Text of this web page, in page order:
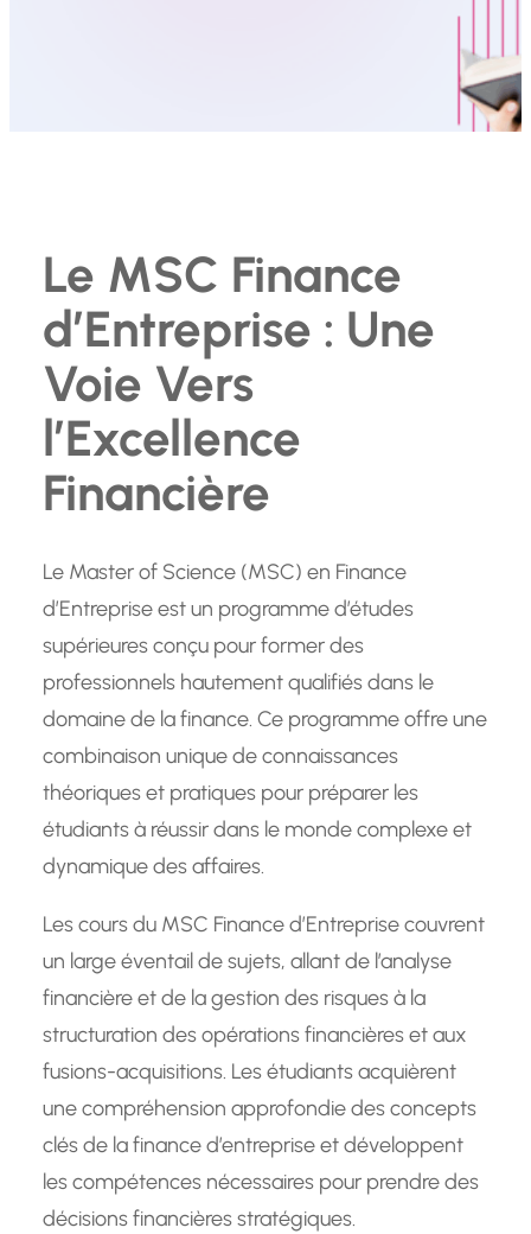
Le MSC Finance
d’Entreprise : Une
Voie Vers
l’Excellence
Financière
Le Master of Science (MSC) en Finance
d’Entreprise est un programme d’études
supérieures conçu pour former des
professionnels hautement qualifiés dans le
domaine de la finance. Ce programme offre une
combinaison unique de connaissances
théoriques et pratiques pour préparer les
étudiants à réussir dans le monde complexe et
dynamique des affaires.
Les cours du MSC Finance d’Entreprise couvrent
un large éventail de sujets, allant de l’analyse
financière et de la gestion des risques à la
structuration des opérations financières et aux
fusions-acquisitions. Les étudiants acquièrent
une compréhension approfondie des concepts
clés de la finance d’entreprise et développent
les compétences nécessaires pour prendre des
décisions financières stratégiques.